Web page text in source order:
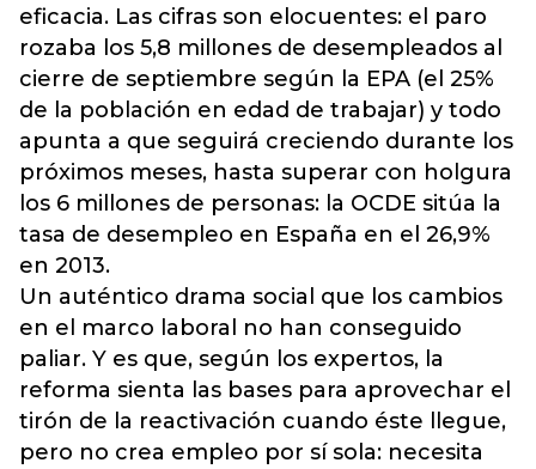
eficacia. Las cifras son elocuentes: el paro
rozaba los 5,8 millones de desempleados al
cierre de septiembre según la EPA (el 25%
de la población en edad de trabajar) y todo
apunta a que seguirá creciendo durante los
próximos meses, hasta superar con holgura
los 6 millones de personas: la OCDE sitúa la
tasa de desempleo en España en el 26,9%
en 2013.
Un auténtico drama social que los cambios
en el marco laboral no han conseguido
paliar. Y es que, según los expertos, la
reforma sienta las bases para aprovechar el
tirón de la reactivación cuando éste llegue,
pero no crea empleo por sí sola: necesita